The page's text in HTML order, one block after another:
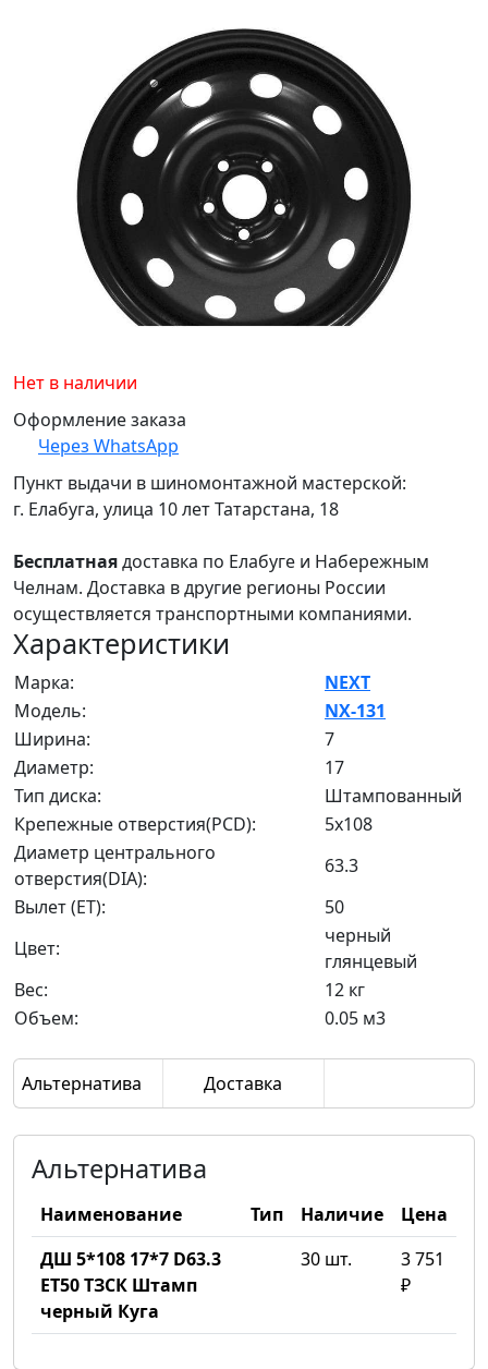
Нет в наличии
Оформление заказа
Через WhatsApp
Пункт выдачи в шиномонтажной мастерской:
г. Елабуга, улица 10 лет Татарстана, 18
Бесплатнаядоставка по Елабуге и Набережным
Челнам. Доставка в другие регионы России
осуществляется транспортными компаниями.
Характеристики
Марка:
NEXT
Модель:
NX-131
Ширина:
7
Диаметр:
17
Тип диска:
Штампованный
Крепежные отверстия(PCD):
5x108
Диаметр центрального
отверстия(DIA):
63.3
Вылет (ET):
50
Цвет:
черный
глянцевый
Вес:
12 кг
Объем:
0.05 м3
Альтернатива Доставка
Альтернатива
Наименование Тип Наличие
Цена
ДШ 5*108 17*7 D63.3
ET50 ТЗСК Штамп
черный Куга
30 шт.
3 751
₽